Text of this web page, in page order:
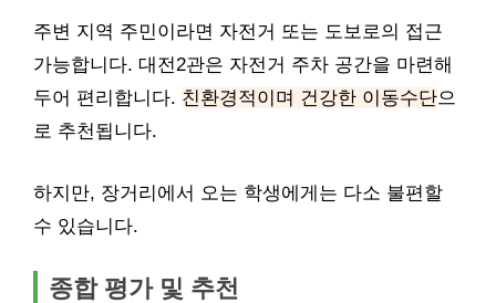
주변 지역 주민이라면 자전거 또는 도보로의 접근
가능합니다. 대전2관은 자전거 주차 공간을 마련해
두어 편리합니다. 친환경적이며 건강한 이동수단으
로 추천됩니다.
하지만, 장거리에서 오는 학생에게는 다소 불편할
수 있습니다.
종합 평가 및 추천